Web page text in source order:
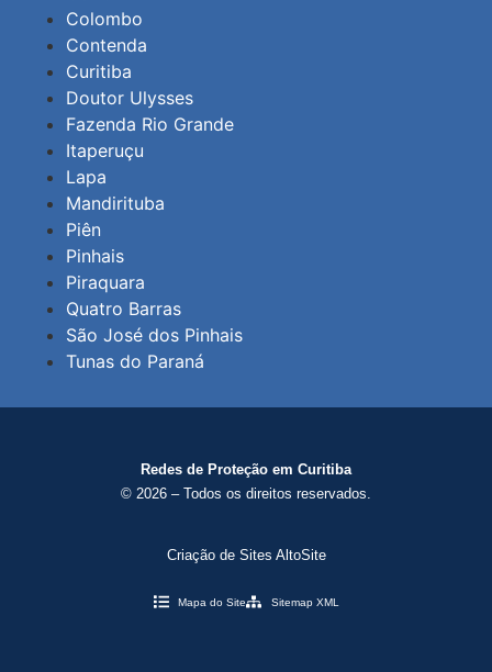
Colombo
Contenda
Curitiba
Doutor Ulysses
Fazenda Rio Grande
Itaperuçu
Lapa
Mandirituba
Piên
Pinhais
Piraquara
Quatro Barras
São José dos Pinhais
Tunas do Paraná
Redes de Proteção em Curitiba
© 2026 – Todos os direitos reservados.
Criação de Sites AltoSite
Mapa do Site Sitemap XML